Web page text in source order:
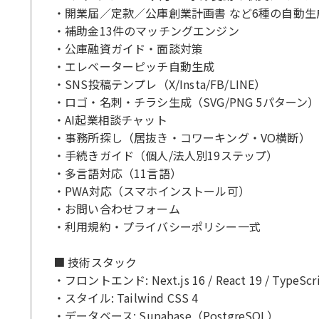
・開業届／定款／公庫創業計画書 など6種の自動
・補助金13件のマッチングエンジン
・公庫融資ガイド・面談対策
・エレベーターピッチ自動生成
・SNS投稿テンプレ（X/Insta/FB/LINE）
・ロゴ・名刺・チラシ生成（SVG/PNG 5パターン）
・AI起業相談チャット
・事務所探し（居抜き・コワーキング・VO横断）
・手続きガイド（個人/法人別19ステップ）
・多言語対応（11言語）
・PWA対応（スマホインストール可）
・お問い合わせフォーム
・利用規約・プライバシーポリシー一式
■ 技術スタック
・フロントエンド: Next.js 16 / React 19 /
・スタイル: Tailwind CSS 4
・データベース: Supabase（PostgreSQL）